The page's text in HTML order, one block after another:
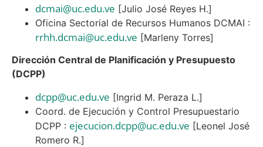
dcmai@uc.edu.ve [Julio José Reyes H.]
Oficina Sectorial de Recursos Humanos DCMAI :
rrhh.dcmai@uc.edu.ve [Marleny Torres]
Dirección Central de Planificación y Presupuesto
(DCPP)
dcpp@uc.edu.ve [Ingrid M. Peraza L.]
Coord. de Ejecución y Control Presupuestario
DCPP : ejecucion.dcpp@uc.edu.ve [Leonel José
Romero R.]